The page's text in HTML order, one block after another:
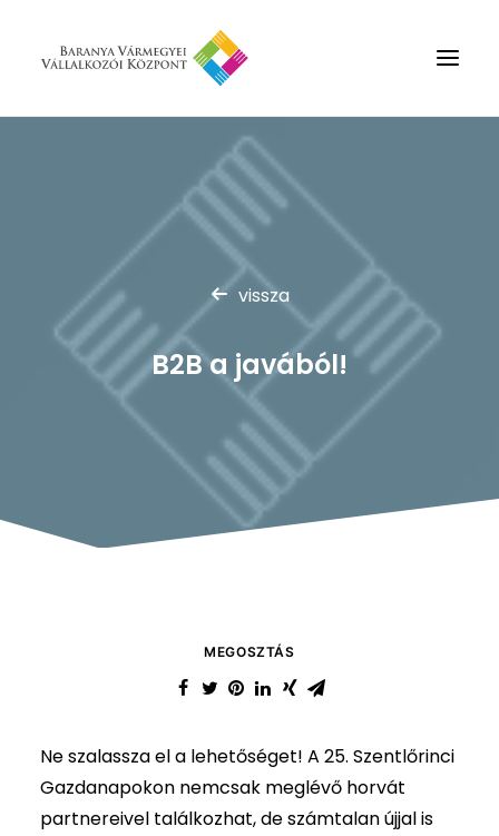
Rólunk
Szolgáltatások
Hírek
Partnerek
Kapcsolat
Keresés
vissza
B2B a javából!
MEGOSZTÁS
Ne szalassza el a lehetőséget! A 25. Szentlőrinci
Gazdanapokon nemcsak meglévő horvát
partnereivel találkozhat, de számtalan újjal is